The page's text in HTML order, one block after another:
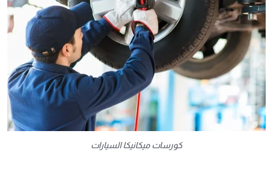
كورسات ميكانيكا السيارات